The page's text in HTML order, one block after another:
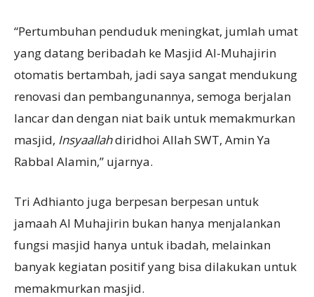
“Pertumbuhan penduduk meningkat, jumlah umat
yang datang beribadah ke Masjid Al-Muhajirin
otomatis bertambah, jadi saya sangat mendukung
renovasi dan pembangunannya, semoga berjalan
lancar dan dengan niat baik untuk memakmurkan
masjid, Insyaallahdiridhoi Allah SWT, Amin Ya
Rabbal Alamin,” ujarnya.
Tri Adhianto juga berpesan berpesan untuk
jamaah Al Muhajirin bukan hanya menjalankan
fungsi masjid hanya untuk ibadah, melainkan
banyak kegiatan positif yang bisa dilakukan untuk
memakmurkan masjid.